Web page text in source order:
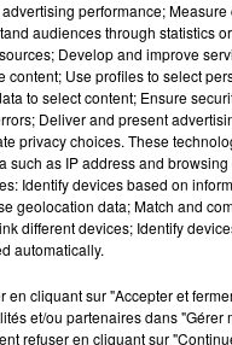
LA UNE : affaire
musée
Bent en...
de Manon
: sa mère
l’intervention...
performance; Measure
audiences through statistics
Develop and improve
content; Use profiles to select
to select content; Ensure
Deliver and present
privacy choices. These
such as IP address and browsing
Identify devices based on
geolocation data; Match and
different devices; Identify
automatically.
en cliquant sur "Accepter et
et/ou partenaires dans "Gérer
refuser en cliquant sur